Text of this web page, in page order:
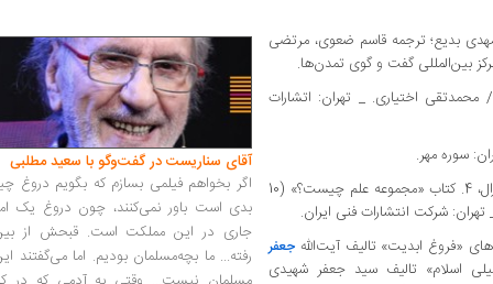
بدیع؛ ترجمه قاسم ضعوی، مرتضی
بین‌‌المللی گفت و گوی تمدن‌ها.
اختیاری. _ تهران: اتشارات
3. کتاب «مرادو»/ محمد‌علی آزادیخواه. _ تهران: زال، 4. کتاب «مجموعه علم چیست؟» (10
شرکت انتشارات فنی ایران.
«فروغ ابدیت» تالیف آیت‌الله جعفر
اسلام» تالیف سید جعفر شهیدی
آقای سناریست در گفت‌وگو با سعید مطلبی
اگر بخواهم فیلمی بسازم که بگویم دروغ
بدی است باور نمی‌کنند، چون دروغ یک
جاری در این مملکت است. قبحش از
رفته... ما بچه‌مسلمان بودیم. اما می‌گفتند